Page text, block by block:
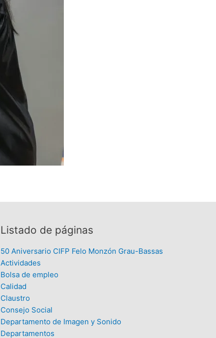
Listado de páginas
50 Aniversario CIFP Felo Monzón Grau-Bassas
Actividades
Bolsa de empleo
Calidad
Claustro
Consejo Social
Departamento de Imagen y Sonido
Departamentos